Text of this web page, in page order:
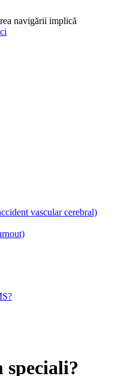
navigării implică
vascular cerebral)
speciali?